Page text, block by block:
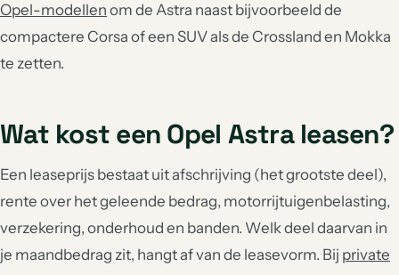
Opel-modellen om de Astra naast bijvoorbeeld de
compactere Corsa of een SUV als de Crossland en Mokka
te zetten.
Wat kost een Opel Astra leasen?
Een leaseprijs bestaat uit afschrijving (het grootste deel),
rente over het geleende bedrag, motorrijtuigenbelasting,
verzekering, onderhoud en banden. Welk deel daarvan in
je maandbedrag zit, hangt af van de leasevorm. Bij private